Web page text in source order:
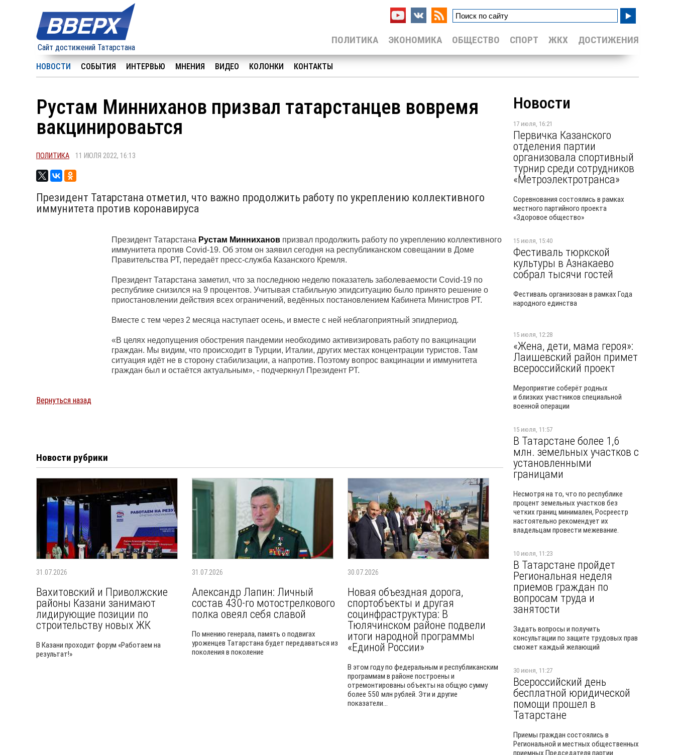
Сайт достижений Татарстана
ДОСТИЖЕНИЯ
ЖКХ
СПОРТ
ОБЩЕСТВО
ЭКОНОМИКА
ПОЛИТИКА
НОВОСТИ СОБЫТИЯ ИНТЕРВЬЮ МНЕНИЯ ВИДЕО КОЛОНКИ КОНТАКТЫ
Рустам Минниханов призвал татарстанцев вовремя
вакцинироваьтся
ПОЛИТИКА 11 ИЮЛЯ 2022, 16:13
Президент Татарстана отметил, что важно продолжить работу по укреплению коллективного
иммунитета против коронавируса
Президент Татарстана Рустам Минниханов призвал продолжить работу по укреплению коллективного
иммунитета против Covid-19. Об этом он заявил сегодня на республиканском совещании в Доме
Правительства РТ, передаёт пресс-служба Казанского Кремля.
Президент Татарстана заметил, что за последнюю неделю показатель заболеваемости Covid-19 по
республике снизился на 9 процентов. Учитывая стабильную эпидситуацию было принято решение о
приостановлении действия всех ограничений, ведённых постановлением Кабинета Министров РТ.
Вместе с тем через 2 месяца наступает осень, и вместе с ней неблагоприятный эпидпериод.
«В целях недопущения обострения пандемии необходимо активизировать работу по вакцинации
граждан. Мы видим, что происходит в Турции, Италии, других местах концентрации туристов. Там
ситуация идёт не в сторону стабилизации, а напротив. Поэтому вопрос вакцинации и иммунитета
граждан был и остаётся актуальным», - подчеркнул Президент РТ.
Вернуться назад
Новости рубрики
31.07.2026
Вахитовский и Приволжские
районы Казани занимают
лидирующие позиции по
строительству новых ЖК
В Казани проходит форум «Работаем на
результат!»
31.07.2026
Александр Лапин: Личный
состав 430-го мотострелкового
полка овеял себя славой
По мнению генерала, память о подвигах
уроженцев Татарстана будет передаваться из
поколения в поколение
30.07.2026
Новая объездная дорога,
спортобъекты и другая
социнфраструктура: В
Тюлячинском районе подвели
итоги народной программы
«Единой России»
В этом году по федеральным и республиканским
программам в районе построены и
отремонтированы объекты на общую сумму
более 550 млн рублей. Эти и другие
показатели...
Новости
17 июля, 16:21
Первичка Казанского
отделения партии
организовала спортивный
турнир среди сотрудников
«Метроэлектротранса»
Соревнования состоялись в рамках
местного партийного проекта
«Здоровое общество»
15 июля, 15:40
Фестиваль тюркской
культуры в Азнакаево
собрал тысячи гостей
Фестиваль организован в рамках Года
народного единства
15 июля, 12:28
«Жена, дети, мама героя»:
Лаишевский район примет
всероссийский проект
Мероприятие соберёт родных
и близких участников специальной
военной операции
15 июля, 11:57
В Татарстане более 1,6
млн. земельных участков с
установленными
границами
Несмотря на то, что по республике
процент земельных участков без
четких границ минимален, Росреестр
настоятельно рекомендует их
владельцам провести межевание.
10 июля, 11:23
В Татарстане пройдет
Региональная неделя
приемов граждан по
вопросам труда и
занятости
Задать вопросы и получить
консультации по защите трудовых прав
сможет каждый желающий
30 июня, 11:27
Всероссийский день
бесплатной юридической
помощи прошел в
Татарстане
Приемы граждан состоялись в
Региональной и местных общественных
приемных Председателя партии